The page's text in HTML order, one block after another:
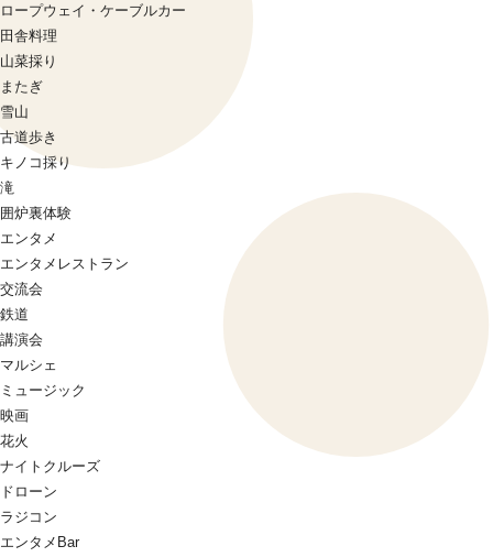
ロープウェイ・ケーブルカー
田舎料理
山菜採り
またぎ
雪山
古道歩き
キノコ採り
滝
囲炉裏体験
エンタメ
エンタメレストラン
交流会
鉄道
講演会
マルシェ
ミュージック
映画
花火
ナイトクルーズ
ドローン
ラジコン
エンタメBar